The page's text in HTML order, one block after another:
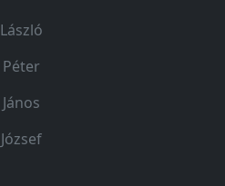
László
Péter
János
József